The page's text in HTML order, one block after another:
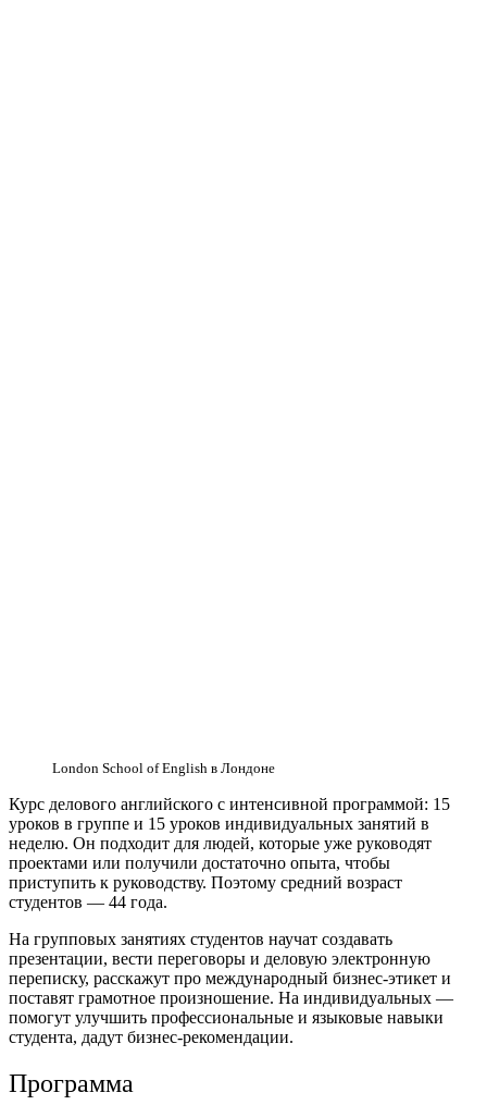
London School of English в Лондоне
Курс делового английского с интенсивной программой: 15
уроков в группе и 15 уроков индивидуальных занятий в
неделю. Он подходит для людей, которые уже руководят
проектами или получили достаточно опыта, чтобы
приступить к руководству. Поэтому средний возраст
студентов — 44 года.
На групповых занятиях студентов научат создавать
презентации, вести переговоры и деловую электронную
переписку, расскажут про международный бизнес-этикет и
поставят грамотное произношение. На индивидуальных —
помогут улучшить профессиональные и языковые навыки
студента, дадут бизнес-рекомендации.
Программа